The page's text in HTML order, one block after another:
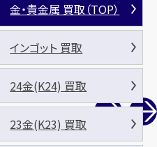
金・貴金属 買取（TOP）
インゴット 買取
24金(K24) 買取
23金(K23) 買取